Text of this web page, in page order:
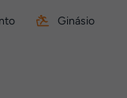
Ginásio